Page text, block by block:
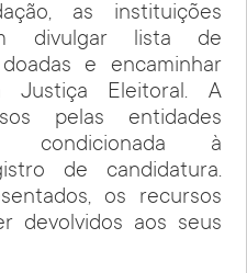
as instituições
divulgar lista de
e encaminhar
Justiça Eleitoral. A
pelas entidades
condicionada à
de candidatura.
os recursos
devolvidos aos seus